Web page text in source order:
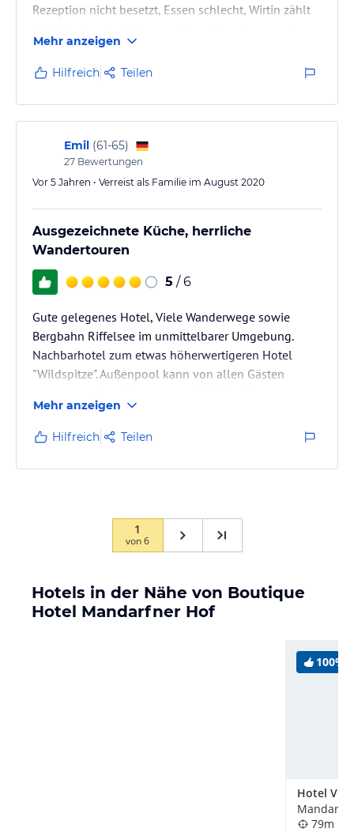
Rezeption nicht besetzt, Essen schlecht, Wirtin zählt
Kommentar, kein Bettwäschewechsel
Mehr anzeigen
Hilfreich Teilen
Emil (61-65)
27 Bewertungen
Vor 5 Jahren • Verreist als Familie im August 2020
Ausgezeichnete Küche, herrliche
Wandertouren
5 / 6
Gute gelegenes Hotel, Viele Wanderwege sowie
Bergbahn Riffelsee im unmittelbarer Umgebung.
Nachbarhotel zum etwas höherwertigeren Hotel
"Wildspitze". Außenpool kann von allen Gästen
sorgloser Umgang mit Corona-Schutz-Maßnahmen
(hier sollte man als Gast ein Zeichen setzen). Ein
Desinfektionsgerät ist als einzige Maßnahme nicht
ausreichend.
Mehr anzeigen
Hilfreich Teilen
1
von6
Hotels in der Nähe von Boutique
Hotel Mandarfner Hof
100%
79m